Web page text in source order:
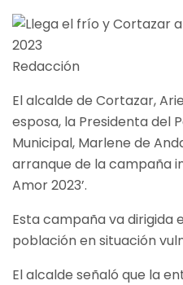
Redacción
El alcalde de Cortazar,
esposa, la Presidenta del
Municipal, Marlene de
arranque de la campaña
Amor 2023’.
Esta campaña va dirigida
población en situación
El alcalde señaló que la